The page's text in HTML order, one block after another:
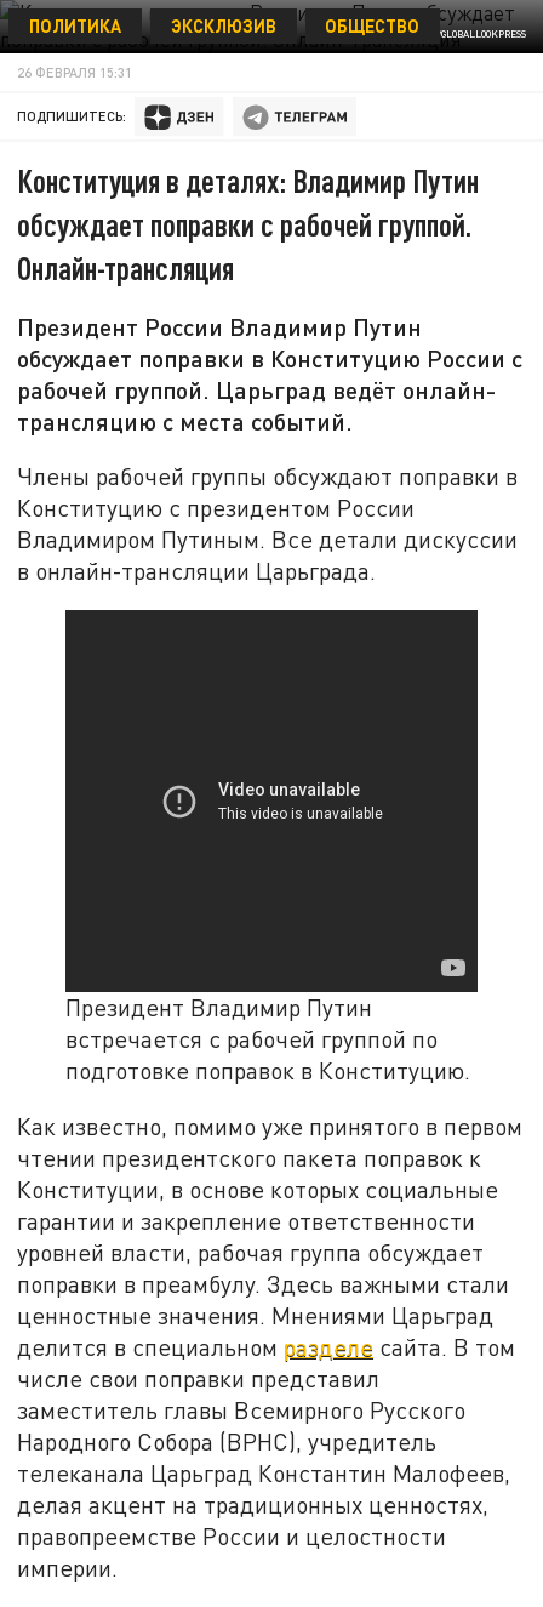
ФОТО: KREMLIN POOL/GLOBALLOOKPRESS
ПОЛИТИКА ЭКСКЛЮЗИВ ОБЩЕСТВО
26 ФЕВРАЛЯ 15:31
ПОДПИШИТЕСЬ:
Конституция в деталях: Владимир Путин
обсуждает поправки с рабочей группой.
Онлайн-трансляция
Президент России Владимир Путин
обсуждает поправки в Конституцию России с
рабочей группой. Царьград ведёт онлайн-
трансляцию с места событий.
Члены рабочей группы обсуждают поправки в
Конституцию с президентом России
Владимиром Путиным. Все детали дискуссии
в онлайн-трансляции Царьграда.
Президент Владимир Путин
встречается с рабочей группой по
подготовке поправок в Конституцию.
Как известно, помимо уже принятого в первом
чтении президентского пакета поправок к
Конституции, в основе которых социальные
гарантии и закрепление ответственности
уровней власти, рабочая группа обсуждает
поправки в преамбулу. Здесь важными стали
ценностные значения. Мнениями Царьград
делится в специальном разделе сайта. В том
числе свои поправки представил
заместитель главы Всемирного Русского
Народного Собора (ВРНС), учредитель
телеканала Царьград Константин Малофеев,
делая акцент на традиционных ценностях,
правопреемстве России и целостности
империи.